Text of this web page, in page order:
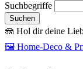
Suchbegriffe
Suchen
🪼 Hol dir deine
🖼️ Home‑Deco &